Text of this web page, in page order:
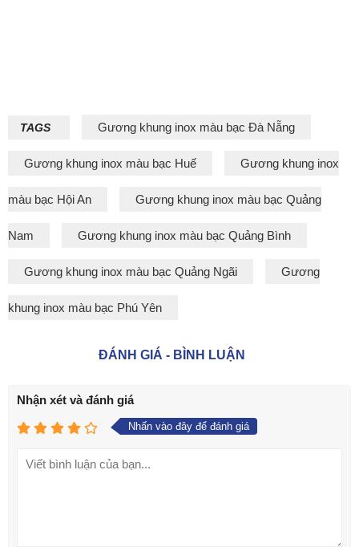
TAGS Gương khung inox màu bạc Đà Nẵng
Gương khung inox màu bạc Huế Gương khung inox
màu bạc Hội An Gương khung inox màu bạc Quảng
Nam Gương khung inox màu bạc Quảng Bình
Gương khung inox màu bạc Quảng Ngãi Gương
khung inox màu bạc Phú Yên
ĐÁNH GIÁ - BÌNH LUẬN
Nhận xét và đánh giá
Nhấn vào đây để đánh giá